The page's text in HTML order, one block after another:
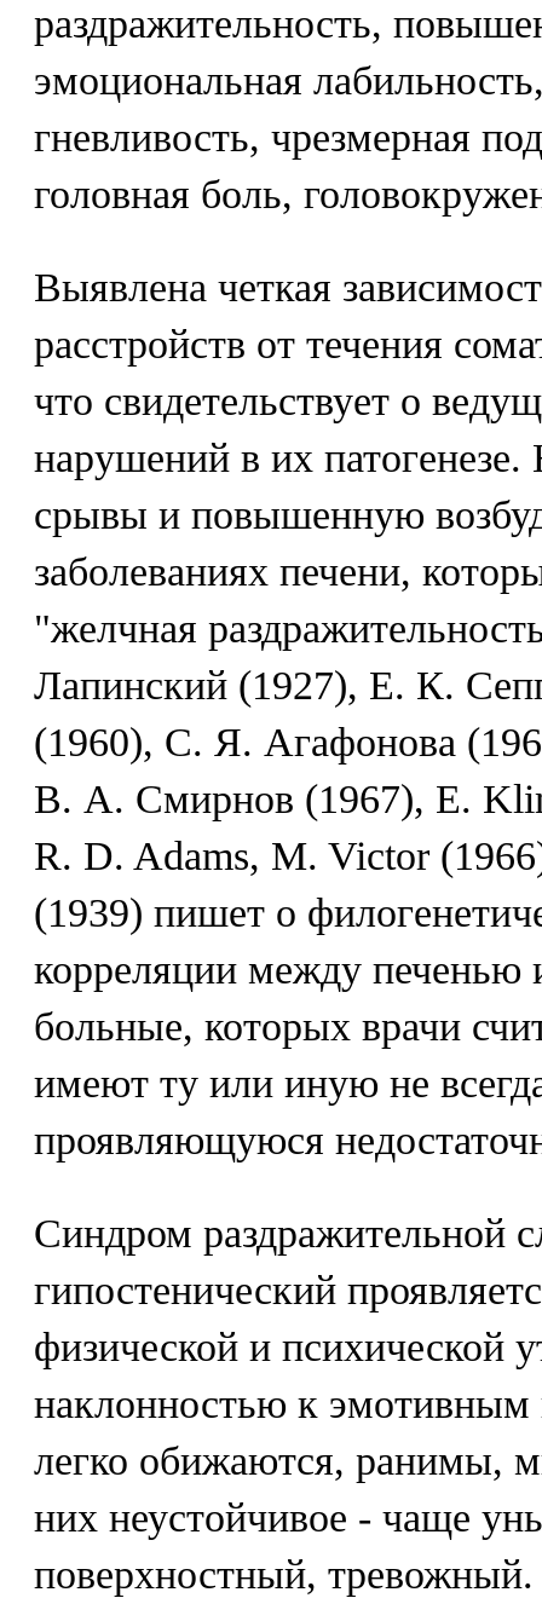
раздражительность,
эмоциональная
гневливость, чрезмерная
головная боль,
Выявлена четкая
расстройств от течения
что свидетельствует о
нарушений в их
срывы и повышенную
заболеваниях печени,
"желчная
Лапинский (1927), Е. К.
(1960), С. Я. Агафонова
В. А. Смирнов (1967), Е.
R. D. Adams, M. Victor
(1939) пишет о
корреляции между печенью
больные, которых врачи
имеют ту или иную не
проявляющуюся
Синдром раздражительной
гипостенический
физической и психической
наклонностью к
легко обижаются, ранимы,
них неустойчивое - чаще
поверхностный,